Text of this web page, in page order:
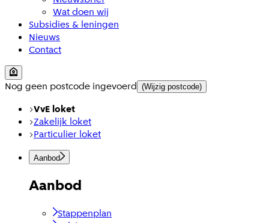
Wat doen wij
Subsidies & leningen
Nieuws
Contact
Nog geen postcode ingevoerd (Wijzig postcode)
VvE loket
Zakelijk loket
Particulier loket
Aanbod
Aanbod
Stappenplan